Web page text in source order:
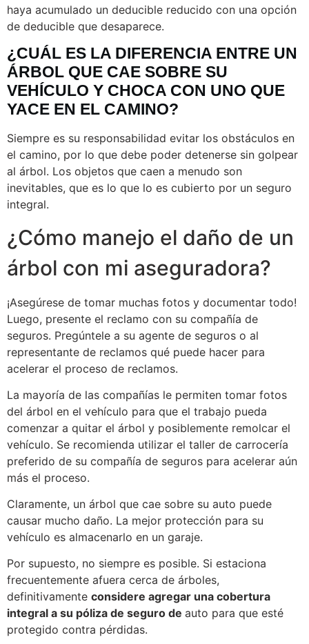
haya acumulado un deducible reducido con una opción
de deducible que desaparece.
¿CUÁL ES LA DIFERENCIA ENTRE UN
ÁRBOL QUE CAE SOBRE SU
VEHÍCULO Y CHOCA CON UNO QUE
YACE EN EL CAMINO?
Siempre es su responsabilidad evitar los obstáculos en
el camino, por lo que debe poder detenerse sin golpear
al árbol. Los objetos que caen a menudo son
inevitables, que es lo que lo es cubierto por un seguro
integral.
¿Cómo manejo el daño de un
árbol con mi aseguradora?
¡Asegúrese de tomar muchas fotos y documentar todo!
Luego, presente el reclamo con su compañía de
seguros. Pregúntele a su agente de seguros o al
representante de reclamos qué puede hacer para
acelerar el proceso de reclamos.
La mayoría de las compañías le permiten tomar fotos
del árbol en el vehículo para que el trabajo pueda
comenzar a quitar el árbol y posiblemente remolcar el
vehículo. Se recomienda utilizar el taller de carrocería
preferido de su compañía de seguros para acelerar aún
más el proceso.
Claramente, un árbol que cae sobre su auto puede
causar mucho daño. La mejor protección para su
vehículo es almacenarlo en un garaje.
Por supuesto, no siempre es posible. Si estaciona
frecuentemente afuera cerca de árboles,
definitivamente considere agregar una cobertura
integral a su póliza de seguro de auto para que esté
protegido contra pérdidas.